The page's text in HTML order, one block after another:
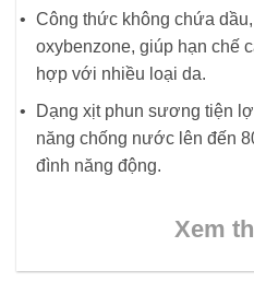
Công thức không chứa
oxybenzone, giúp hạn chế
hợp với nhiều loại da.
Dạng xịt phun sương tiện
năng chống nước lên đến
đình năng động.
Xem